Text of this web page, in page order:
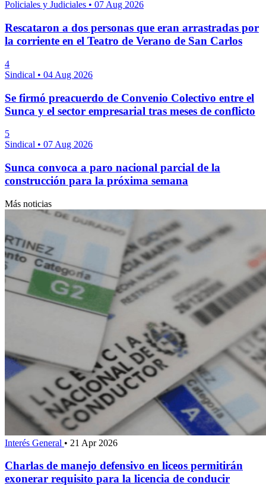
Policiales y Judiciales • 07 Aug 2026
Rescataron a dos personas que eran arrastradas por
la corriente en el Teatro de Verano de San Carlos
4
Sindical • 04 Aug 2026
Se firmó preacuerdo de Convenio Colectivo entre el
Sunca y el sector empresarial tras meses de conflicto
5
Sindical • 07 Aug 2026
Sunca convoca a paro nacional parcial de la
construcción para la próxima semana
Más noticias
Interés General • 21 Apr 2026
Charlas de manejo defensivo en liceos permitirán
exonerar requisito para la licencia de conducir